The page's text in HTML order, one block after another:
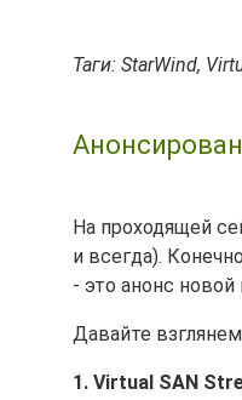
Таги: StarWind,
На проходящей
и всегда).
- это анонс
Давайте
1. Virtual SAN